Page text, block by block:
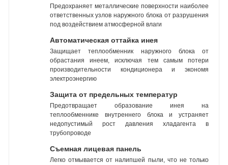
Предохраняет металлические поверхности наиболее
ответственных узлов наружного блока от разрушения
под воздействием атмосферной влаги
Автоматическая оттайка инея
Защищает теплообменник наружного блока от
обрастания инеем, исключая тем самым потери
производительности кондиционера и экономя
электроэнергию
Защита от предельных температур
Предотвращает образование инея на
теплообменнике внутреннего блока и устраняет
недопустимый рост давления хладагента в
трубопроводе
Съемная лицевая панель
Легко отмывается от налипшей пыли, что не только